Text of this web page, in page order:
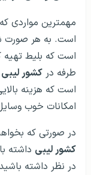
مهمترین مواردی
است. به هر صورت
است که بلیط تهیه
طرفه در کشور لیبی
است که هزینه
امکانات خوب
در صورتی که
کشور لیبی
در نظر داشته